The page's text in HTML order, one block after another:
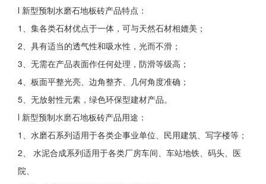
l 新型预制水磨石地板砖产品特点：
1、集各类石材优点于一体，可与天然石材相媲美；
2、具有适当的透气性和吸水性，光而不滑；
3、无需在产品表面作任何处理，防滑等级高；
4、板面平整光亮、边角整齐、几何角度准确；
5、无放射性元素，绿色环保型建材产品。
l 新型预制水磨石地板砖产品用途：
1、水磨石系列适用于各类企事业单位、民用建筑、写字楼等；
2、 水泥合成系列适用于各类厂房车间、车站地铁、码头、医
院、